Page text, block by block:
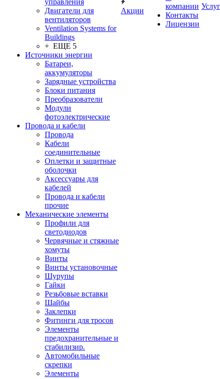
управления
Двигатели для
вентиляторов
Ventilation Systems for
Buildings
+ ЕЩЕ 5
Источники энергии
Батареи,
аккумуляторы
Зарядные устройства
Блоки питания
Преобразователи
Модули
фотоэлектрические
Провода и кабели
Провода
Кабели
соединительные
Оплетки и защитные
оболочки
Аксессуары для
кабелей
Провода и кабели
прочие
Механические элементы
Профили для
светодиодов
Червячные и стяжные
хомуты
Винты
Винты установочные
Шурупы
Гайки
Резьбовые вставки
Шайбы
Заклепки
Фитинги для тросов
Элементы
предохранительные и
стабилизир.
Автомобильные
скрепки
Элементы
Акции
компании
Контакты
Лицензии